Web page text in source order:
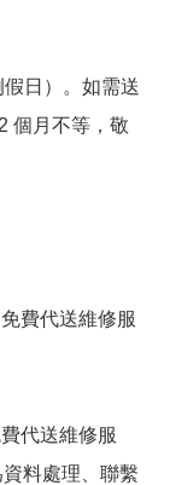
日）。如需送
個月不等，敬
費代送維修服
代送維修服
料處理、聯繫